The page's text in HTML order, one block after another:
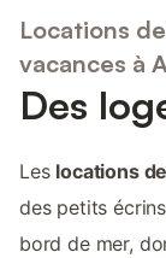
Locations
vacances à
Des
Les locations
des petits
bord de mer,